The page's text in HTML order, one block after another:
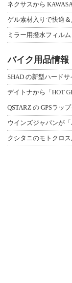
ネクサスから
バイク用品情報
SHAD の新型ハード
デイトナから「HOT
QSTARZ の GPSラッ
ウインズジャパンが